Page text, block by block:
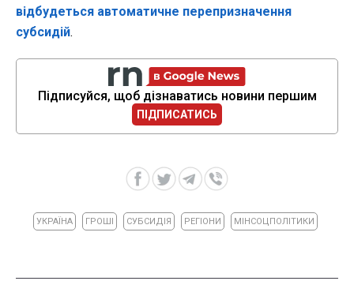
відбудеться автоматичне перепризначення
субсидій.
Підписуйся, щоб дізнаватись новини першим
ПІДПИСАТИСЬ
УКРАЇНА ГРОШІ СУБСИДІЯ РЕГІОНИ МІНСОЦПОЛІТИКИ